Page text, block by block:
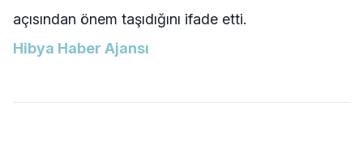
açısından önem taşıdığını ifade etti.
Hibya Haber Ajansı